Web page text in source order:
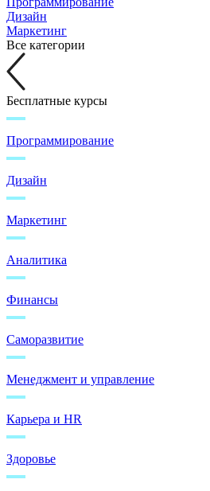
Дизайн
Маркетинг
Все категории
Бесплатные курсы
Программирование
Дизайн
Маркетинг
Аналитика
Финансы
Саморазвитие
Менеджмент и управление
Карьера и HR
Здоровье